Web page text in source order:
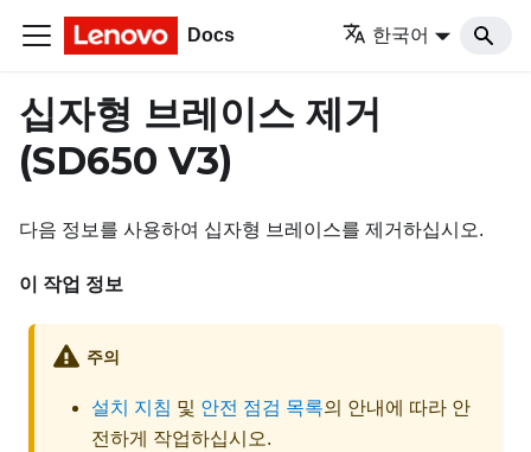
Docs 한국어
십자형 브레이스 제거
(SD650 V3)
다음 정보를 사용하여 십자형 브레이스를 제거하십시오.
이 작업 정보
주의
설치 지침 및 안전 점검 목록의 안내에 따라 안
전하게 작업하십시오.